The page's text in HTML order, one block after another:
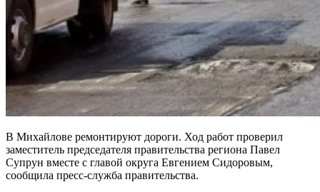
В Михайлове ремонтируют дороги. Ход работ проверил
заместитель председателя правительства региона Павел
Супрун вместе с главой округа Евгением Сидоровым,
сообщила пресс-служба правительства.